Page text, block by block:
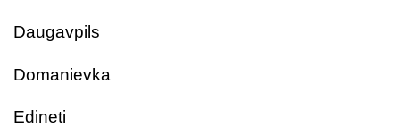
Daugavpils
Domanievka
Edineti